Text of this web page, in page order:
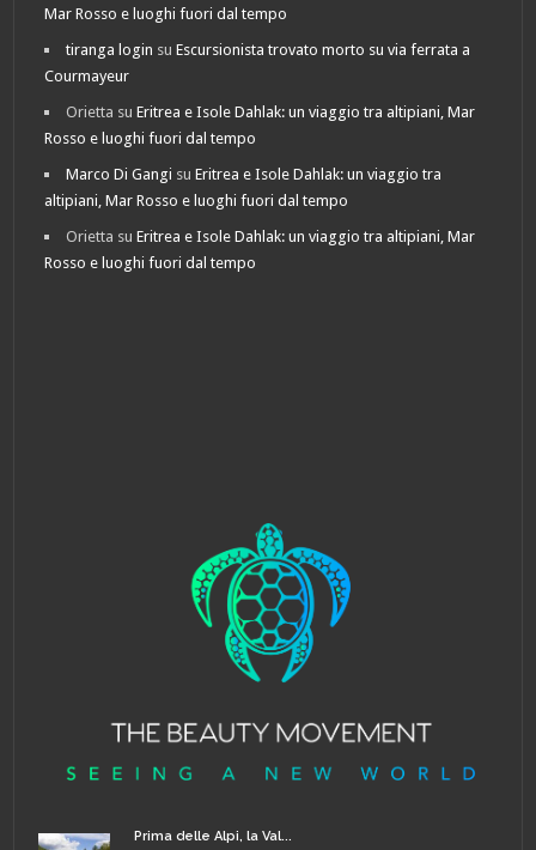
Mar Rosso e luoghi fuori dal tempo
tiranga login suEscursionista trovato morto su via ferrata a
Courmayeur
Orietta suEritrea e Isole Dahlak: un viaggio tra altipiani, Mar
Rosso e luoghi fuori dal tempo
Marco Di Gangi suEritrea e Isole Dahlak: un viaggio tra
altipiani, Mar Rosso e luoghi fuori dal tempo
Orietta suEritrea e Isole Dahlak: un viaggio tra altipiani, Mar
Rosso e luoghi fuori dal tempo
Prima delle Alpi, la Val...